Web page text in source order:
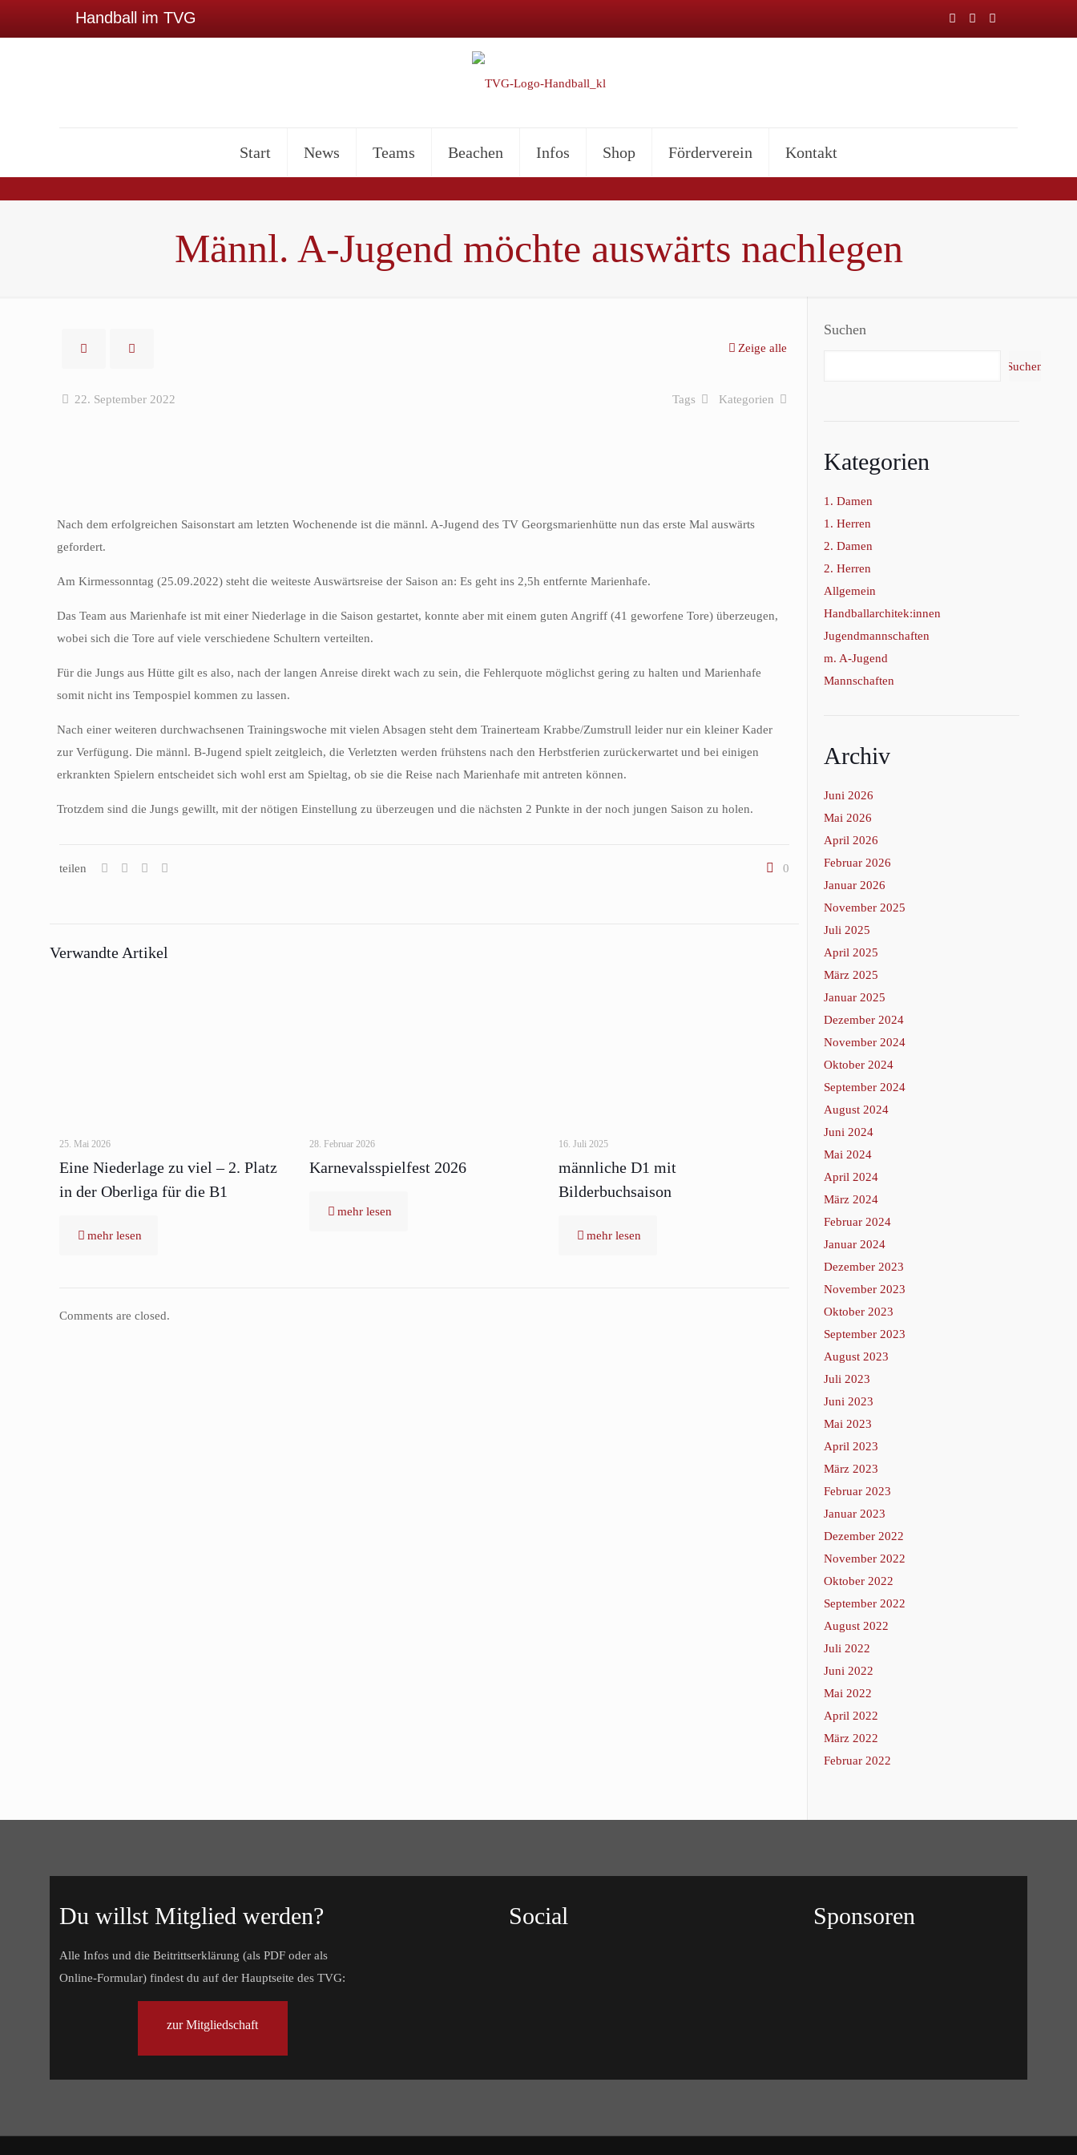
Handball im TVG
Start News Teams Beachen Infos Shop Förderverein Kontakt
Männl. A-Jugend möchte auswärts nachlegen
Zeige alle
22. September 2022 Kategorien
Tags
Nach dem erfolgreichen Saisonstart am letzten Wochenende ist die männl. A-Jugend des TV Georgsmarienhütte nun das erste Mal auswärts
gefordert.
Am Kirmessonntag (25.09.2022) steht die weiteste Auswärtsreise der Saison an: Es geht ins 2,5h entfernte Marienhafe.
Das Team aus Marienhafe ist mit einer Niederlage in die Saison gestartet, konnte aber mit einem guten Angriff (41 geworfene Tore) überzeugen,
wobei sich die Tore auf viele verschiedene Schultern verteilten.
Für die Jungs aus Hütte gilt es also, nach der langen Anreise direkt wach zu sein, die Fehlerquote möglichst gering zu halten und Marienhafe
somit nicht ins Tempospiel kommen zu lassen.
Nach einer weiteren durchwachsenen Trainingswoche mit vielen Absagen steht dem Trainerteam Krabbe/Zumstrull leider nur ein kleiner Kader
zur Verfügung. Die männl. B-Jugend spielt zeitgleich, die Verletzten werden frühstens nach den Herbstferien zurückerwartet und bei einigen
erkrankten Spielern entscheidet sich wohl erst am Spieltag, ob sie die Reise nach Marienhafe mit antreten können.
Trotzdem sind die Jungs gewillt, mit der nötigen Einstellung zu überzeugen und die nächsten 2 Punkte in der noch jungen Saison zu holen.
teilen 0
Verwandte Artikel
25. Mai 2026
Eine Niederlage zu viel – 2. Platz
in der Oberliga für die B1
mehr lesen
28. Februar 2026
Karnevalsspielfest 2026
mehr lesen
16. Juli 2025
männliche D1 mit
Bilderbuchsaison
mehr lesen
Comments are closed.
Suchen
Suchen
Kategorien
1. Damen
1. Herren
2. Damen
2. Herren
Allgemein
Handballarchitek:innen
Jugendmannschaften
m. A-Jugend
Mannschaften
Archiv
Juni 2026
Mai 2026
April 2026
Februar 2026
Januar 2026
November 2025
Juli 2025
April 2025
März 2025
Januar 2025
Dezember 2024
November 2024
Oktober 2024
September 2024
August 2024
Juni 2024
Mai 2024
April 2024
März 2024
Februar 2024
Januar 2024
Dezember 2023
November 2023
Oktober 2023
September 2023
August 2023
Juli 2023
Juni 2023
Mai 2023
April 2023
März 2023
Februar 2023
Januar 2023
Dezember 2022
November 2022
Oktober 2022
September 2022
August 2022
Juli 2022
Juni 2022
Mai 2022
April 2022
März 2022
Februar 2022
Du willst Mitglied werden?
Alle Infos und die Beitrittserklärung (als PDF oder als
Online-Formular) findest du auf der Hauptseite des TVG:
zur Mitgliedschaft
Social Sponsoren